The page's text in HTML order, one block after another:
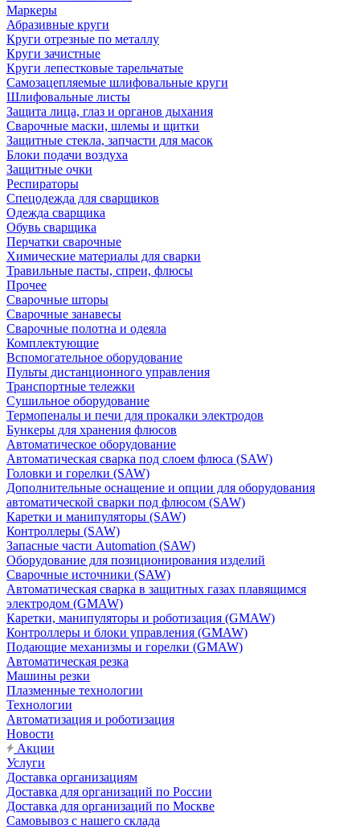
Маркеры
Абразивные круги
Круги отрезные по металлу
Круги зачистные
Круги лепестковые тарельчатые
Самозацепляемые шлифовальные круги
Шлифовальные листы
Защита лица, глаз и органов дыхания
Сварочные маски, шлемы и щитки
Защитные стекла, запчасти для масок
Блоки подачи воздуха
Защитные очки
Респираторы
Спецодежда для сварщиков
Одежда сварщика
Обувь сварщика
Перчатки сварочные
Химические материалы для сварки
Травильные пасты, спреи, флюсы
Прочее
Сварочные шторы
Сварочные занавесы
Сварочные полотна и одеяла
Комплектующие
Вспомогательное оборудование
Пульты дистанционного управления
Транспортные тележки
Сушильное оборудование
Термопеналы и печи для прокалки электродов
Бункеры для хранения флюсов
Автоматическое оборудование
Автоматическая сварка под слоем флюса (SAW)
Головки и горелки (SAW)
Дополнительные оснащение и опции для оборудования
автоматической сварки под флюсом (SAW)
Каретки и манипуляторы (SAW)
Контроллеры (SAW)
Запасные части Automation (SAW)
Оборудование для позиционирования изделий
Сварочные источники (SAW)
Автоматическая сварка в защитных газах плавящимся
электродом (GMAW)
Каретки, манипуляторы и роботизация (GMAW)
Контроллеры и блоки управления (GMAW)
Подающие механизмы и горелки (GMAW)
Автоматическая резка
Машины резки
Плазменные технологии
Технологии
Автоматизация и роботизация
Новости
Акции
Услуги
Доставка организациям
Доставка для организаций по России
Доставка для организаций по Москве
Самовывоз с нашего склада